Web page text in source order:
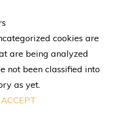
cookies are
are being analyzed
not been classified into
as yet.